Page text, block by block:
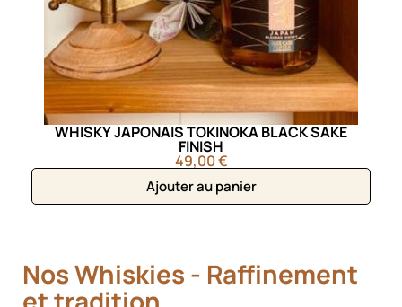
WHISKY JAPONAIS TOKINOKA BLACK SAKE
FINISH
49,00 €
Ajouter au panier
Nos Whiskies - Raffinement